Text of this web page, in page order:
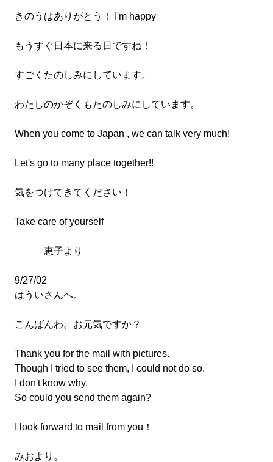
きのうはありがとう！ I'm happy
もうすぐ日本に来る日ですね！
すごくたのしみにしています。
わたしのかぞくもたのしみにしています。
When you come to Japan , we can talk very much!
Let's go to many place together!!
気をつけてきてください！
Take care of yourself
恵子より
9/27/02
はういさんへ。
こんばんわ。お元気ですか？
Thank you for the mail with pictures.
Though I tried to see them, I could not do so.
I don't know why.
So could you send them again?
I look forward to mail from you！
みおより。